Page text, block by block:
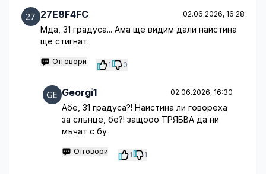
27E8F4FC 02.06.2026, 16:28
Мда, 31 градуса... Ама ще видим дали наистина
ще стигнат.
Отговори 1 0
Georgi1 02.06.2026, 16:30
Абе, 31 градуса?! Наистина ли говореха
за слънце, бе?! защооо ТРЯБВА да ни
мъчат с бу
Отговори 1 1